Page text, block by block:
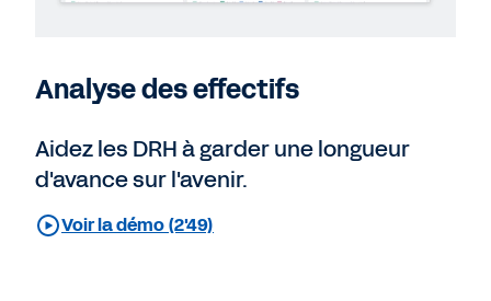
Analyse des effectifs
Aidez les DRH à garder une longueur
d'avance sur l'avenir.
Voir la démo (2'49)